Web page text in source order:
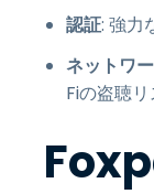
認証: 強力
ネットワ
Fiの盗聴リ